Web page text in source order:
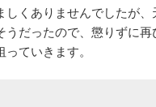
しくありませんでしたが、
うだったので、懲りずに再
ていきます。